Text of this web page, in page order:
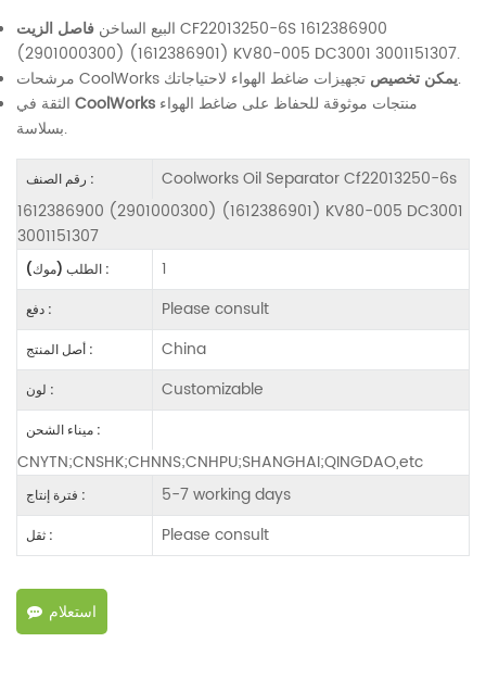
البيع الساخن فاصل الزيت
CF22013250-6S 1612386900
(2901000300) (1612386901) KV80-005 DC3001 3001151307.
مرشحات CoolWorks
يمكن تخصيصتجهيزات ضاغط الهواء لاحتياجاتك.
CoolWorks
بسلاسة.
رقم الصنف :
Coolworks Oil Separator Cf22013250-6s
1612386900 (2901000300) (1612386901) KV80-005 DC3001
3001151307
الطلب (موك) : 1
دفع : Please consult
أصل المنتج : China
لون : Customizable
ميناء الشحن :
CNYTN;CNSHK;CHNNS;CNHPU;SHANGHAI;QINGDAO,etc
فترة إنتاج : 5-7 working days
ثقل : Please consult
استعلام